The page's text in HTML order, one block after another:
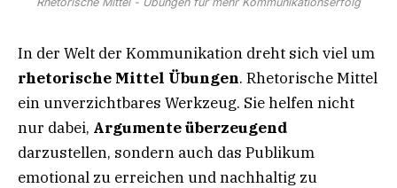
In der Welt der Kommunikation dreht sich viel um
rhetorische Mittel Übungen. Rhetorische Mittel
ein unverzichtbares Werkzeug. Sie helfen nicht
nur dabei, Argumente überzeugend
darzustellen, sondern auch das Publikum
emotional zu erreichen und nachhaltig zu